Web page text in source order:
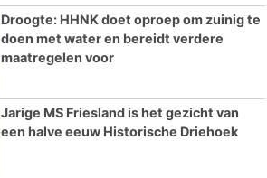
Droogte: HHNK doet oproep om zuinig te
doen met water en bereidt verdere
maatregelen voor
Jarige MS Friesland is het gezicht van
een halve eeuw Historische Driehoek